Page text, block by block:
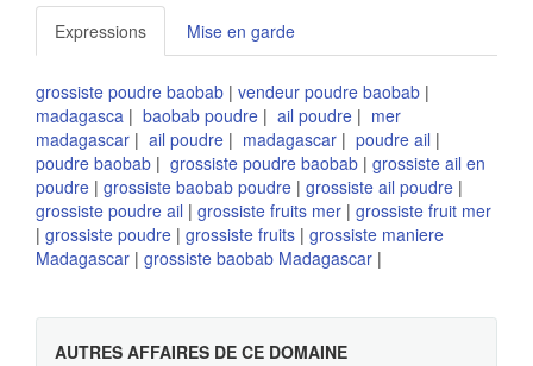
Expressions Mise en garde
grossiste poudre baobab | vendeur poudre baobab |
madagasca | baobab poudre | ail poudre | mer
madagascar | ail poudre | madagascar | poudre ail |
poudre baobab | grossiste poudre baobab | grossiste ail en
poudre | grossiste baobab poudre | grossiste ail poudre |
grossiste poudre ail | grossiste fruits mer | grossiste fruit mer
| grossiste poudre | grossiste fruits | grossiste maniere
Madagascar | grossiste baobab Madagascar |
AUTRES AFFAIRES DE CE DOMAINE